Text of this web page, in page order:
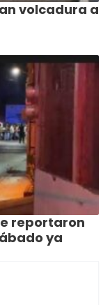
volcadura a
reportaron
ya